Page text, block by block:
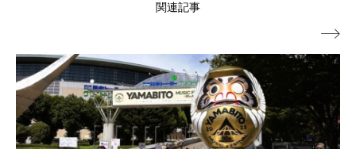
関連記事
